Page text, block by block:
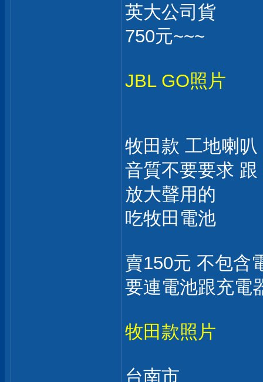
英大公司貨
750元~~~
JBL GO照片
牧田款 工地喇叭
音質不要要求
放大聲用的
吃牧田電池
賣150元 不包含
要連電池跟充電
牧田款照片
台南市